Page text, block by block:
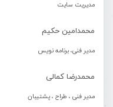
مدیریت سایت
محمدامین حکیم
مدیر فنی، برنامه نویس
محمدرضا کمالی
مدیر فنی ، طراح ، پشتیبان